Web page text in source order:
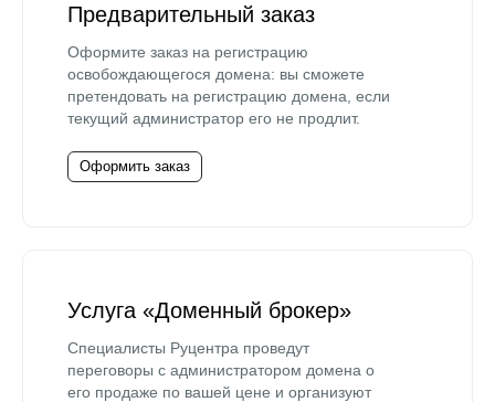
Предварительный заказ
Оформите заказ на регистрацию
освобождающегося домена: вы сможете
претендовать на регистрацию домена, если
текущий администратор его не продлит.
Оформить заказ
Услуга «Доменный брокер»
Специалисты Руцентра проведут
переговоры с администратором домена о
его продаже по вашей цене и организуют